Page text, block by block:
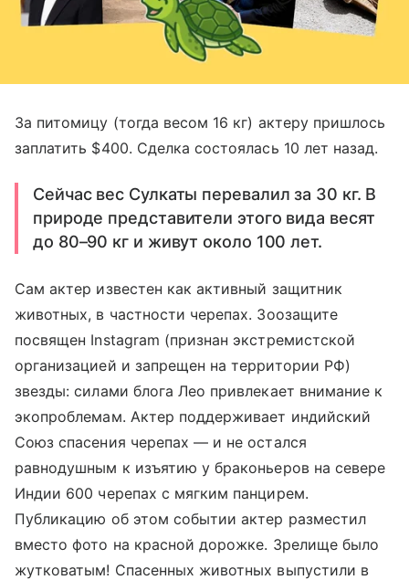
За питомицу (тогда весом 16 кг) актеру пришлось
заплатить $400. Сделка состоялась 10 лет назад.
Сейчас вес Сулкаты перевалил за 30 кг. В
природе представители этого вида весят
до 80–90 кг и живут около 100 лет.
Сам актер известен как активный защитник
животных, в частности черепах. Зоозащите
посвящен Instagram (признан экстремистской
организацией и запрещен на территории РФ)
звезды: силами блога Лео привлекает внимание к
экопроблемам. Актер поддерживает индийский
Союз спасения черепах — и не остался
равнодушным к изъятию у браконьеров на севере
Индии 600 черепах с мягким панцирем.
Публикацию об этом событии актер разместил
вместо фото на красной дорожке. Зрелище было
жутковатым! Спасенных животных выпустили в